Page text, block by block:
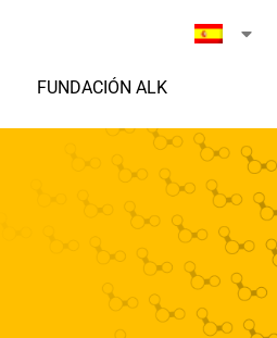
FUNDACIÓN ALK